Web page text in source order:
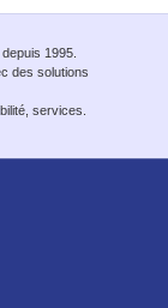
1995.
des solutions
services.